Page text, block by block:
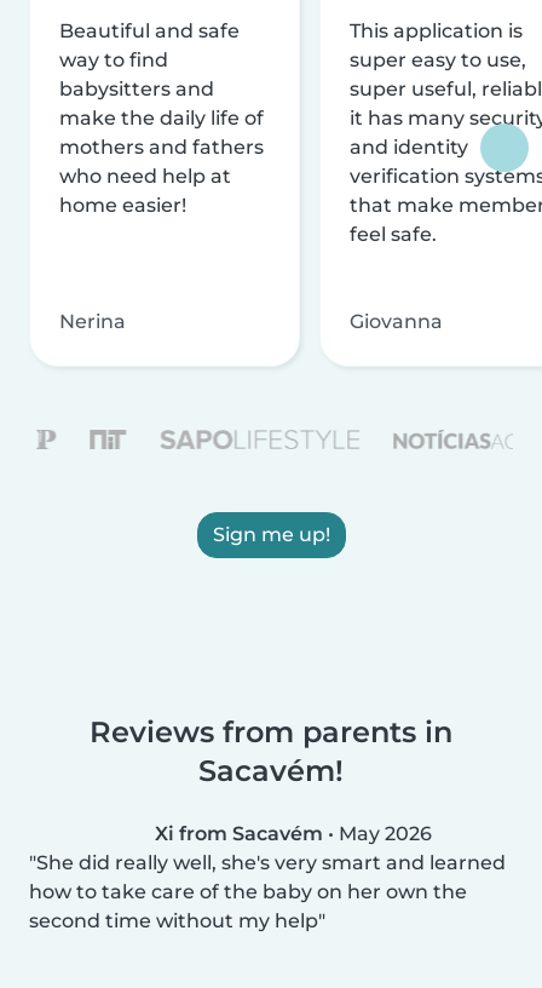
Beautiful and safe
way to find
babysitters and
make the daily life of
mothers and fathers
who need help at
home easier!
Nerina
This application is
super easy to use,
super useful,
it has many
and identity
verification
that make
feel safe.
Giovanna
Sign me up!
Reviews from parents in
Sacavém!
Xi from Sacavém • May 2026
She did really well, she's very smart and learned
how to take care of the baby on her own the
second time without my help